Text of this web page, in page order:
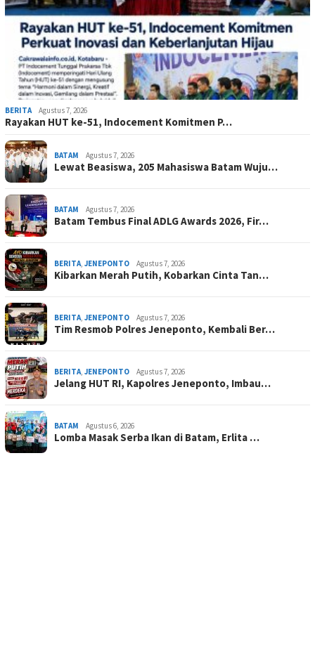
BERITA Agustus 7, 2026
Rayakan HUT ke-51, Indocement Komitmen P…
BATAM Agustus 7, 2026
Lewat Beasiswa, 205 Mahasiswa Batam Wuju…
BATAM Agustus 7, 2026
Batam Tembus Final ADLG Awards 2026, Fir…
BERITA, JENEPONTO Agustus 7, 2026
Kibarkan Merah Putih, Kobarkan Cinta Tan…
BERITA, JENEPONTO Agustus 7, 2026
Tim Resmob Polres Jeneponto, Kembali Ber…
BERITA, JENEPONTO Agustus 7, 2026
Jelang HUT RI, Kapolres Jeneponto, Imbau…
BATAM Agustus 6, 2026
Lomba Masak Serba Ikan di Batam, Erlita …